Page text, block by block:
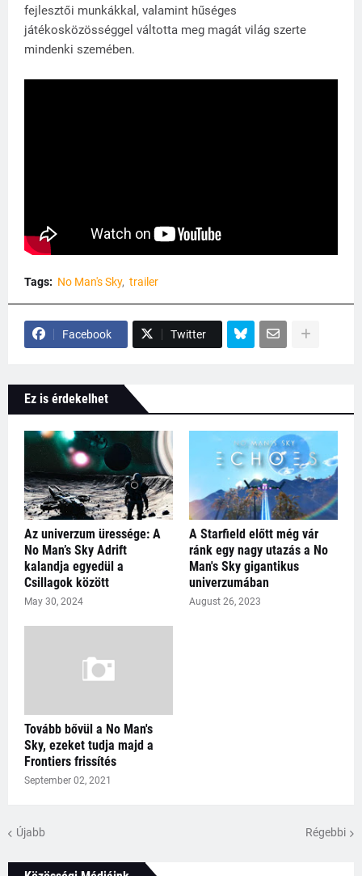
fejlesztői munkákkal, valamint hűséges
játékosközösséggel váltotta meg magát világ szerte
mindenki szemében.
Tags: No Man's Sky trailer
Facebook Twitter
Ez is érdekelhet
Az univerzum üressége: A
No Man’s Sky Adrift
kalandja egyedül a
Csillagok között
May 30, 2024
A Starfield előtt még vár
ránk egy nagy utazás a No
Man's Sky gigantikus
univerzumában
August 26, 2023
Tovább bővül a No Man's
Sky, ezeket tudja majd a
Frontiers frissítés
September 02, 2021
Újabb Régebbi